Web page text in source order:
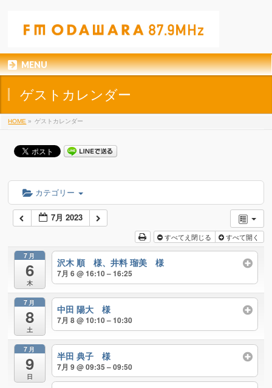
MENU
ゲストカレンダー
HOME » ゲストカレンダー
カテゴリー
7月 2023
すべてえ閉じる すべて開く
7月
6
木
沢木 順 様、井料 瑠美 様
7月 6 @ 16:10 – 16:25
7月
8
土
中田 陽大 様
7月 8 @ 10:10 – 10:30
7月
9
日
半田 典子 様
7月 9 @ 09:35 – 09:50